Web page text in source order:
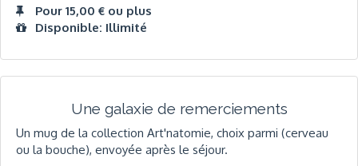
Pour 15,00 € ou plus
Disponible: Illimité
Une galaxie de remerciements
Un mug de la collection Art'natomie, choix parmi (cerveau
ou la bouche), envoyée après le séjour.